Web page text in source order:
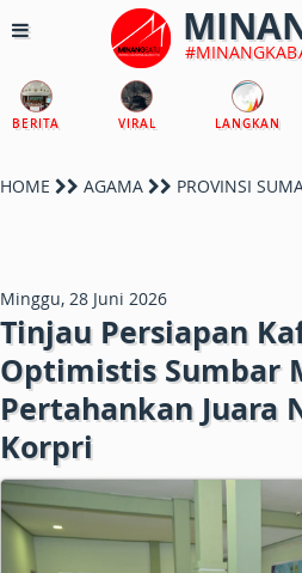
BERITA VIRAL LANGKAN
HOME AGAMA PROVINSI
Minggu, 28 Juni 2026
Tinjau Persiapan
Optimistis Sumbar
Pertahankan Juara
Korpri